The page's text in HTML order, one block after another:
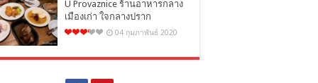
U Provaznice ร้านอาหารกลาง
เมืองเก่า ใจกลางปราก
04 กุมภาพันธ์ 2020